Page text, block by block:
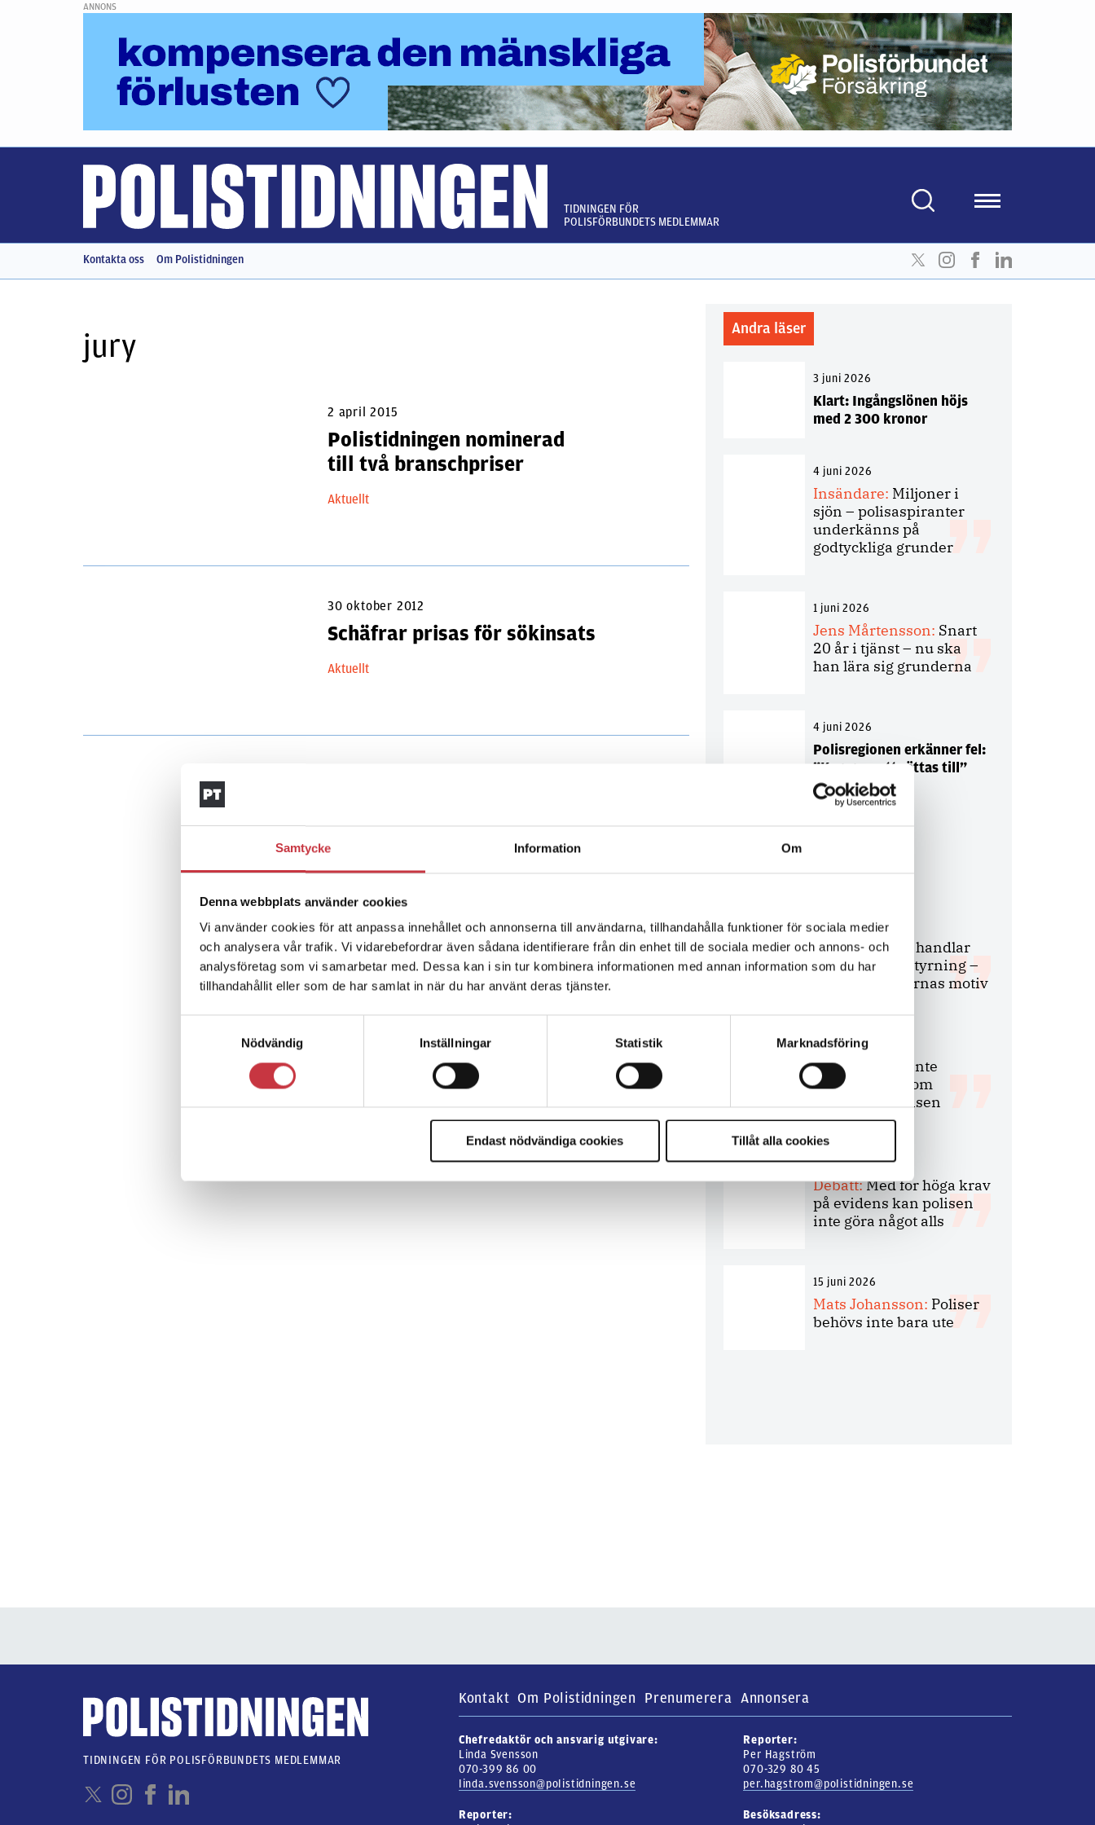
Samtycke Information Om
Denna webbplats använder cookies
Vi använder cookies för att anpassa innehållet och annonserna till användarna, tillhandahålla funktioner för sociala medier
och analysera vår trafik. Vi vidarebefordrar även sådana identifierare från din enhet till de sociala medier och annons- och
analysföretag som vi samarbetar med. Dessa kan i sin tur kombinera informationen med annan information som du har
tillhandahållit eller som de har samlat in när du har använt deras tjänster.
Nödvändig
Inställningar Statistik Marknadsföring
Endast nödvändiga cookies Tillåt alla cookies
ANNONS
TIDNINGEN FÖR
POLISFÖRBUNDETS MEDLEMMAR
Kontakta oss Om Polistidningen
jury
2 april 2015
Polistidningen nominerad
till två branschpriser
Aktuellt
30 oktober 2012
Schäfrar prisas för sökinsats
Aktuellt
Andra läser
3 juni 2026
Klart: Ingångslönen höjs
med 2 300 kronor
4 juni 2026
Insändare: Miljoner i
sjön – polisaspiranter
underkänns på
godtyckliga grunder
1 juni 2026
Jens Mårtensson: Snart
20 år i tjänst – nu ska
han lära sig grunderna
4 juni 2026
Polisregionen erkänner fel:
”Kommer att rättas till”
Debatt
9 juli 2026
Slutreplik:Det handlar
om kunskapsstyrning –
inte om forskarnas motiv
8 juli 2026
Replik:
Det är inte
evidenskrav som
bakbinder polisen
7 juli 2026
Debatt:Med för höga krav
på evidens kan polisen
inte göra något alls
15 juni 2026
Mats Johansson: Poliser
behövs inte bara ute
Kontakt Om Polistidningen Prenumerera Annonsera
Chefredaktör och ansvarig utgivare:
Linda Svensson
070-399 86 00
linda.svensson@polistidningen.se
Reporter:
Per Hagström
070-329 80 45
per.hagstrom@polistidningen.se
Reporter:
Besöksadress:
TIDNINGEN FÖR POLISFÖRBUNDETS MEDLEMMAR